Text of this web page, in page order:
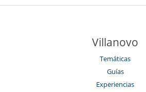
Villanovo
Temáticas
Guías
Experiencias